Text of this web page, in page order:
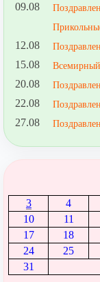
09.08
12.08
15.08
20.08
22.08
27.08
3
4
10
11
17
18
24
25
31